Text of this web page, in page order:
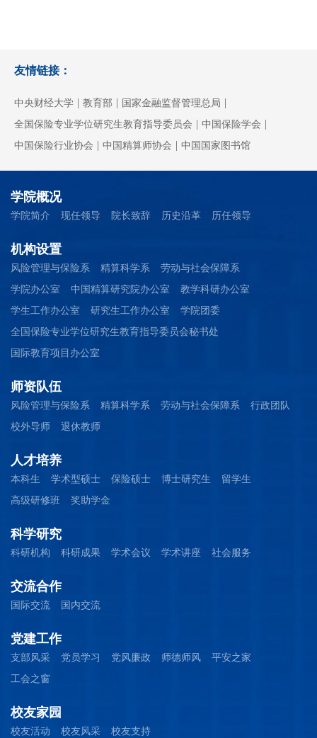
友情链接：
中央财经大学 | 教育部 | 国家金融监督管理总局 |
全国保险专业学位研究生教育指导委员会 | 中国保险学会 |
中国保险行业协会 | 中国精算师协会 | 中国国家图书馆
学院概况
学院简介 现任领导 院长致辞 历史沿革 历任领导
机构设置
风险管理与保险系 精算科学系
劳动与社会保障系
学院办公室
中国精算研究院办公室
教学科研办公室
学生工作办公室
研究生工作办公室
学院团委
全国保险专业学位研究生教育指导委员会秘书处
国际教育项目办公室
师资队伍
风险管理与保险系 精算科学系 劳动与社会保障系
行政团队
校外导师
退休教师
人才培养
本科生 学术型硕士 保险硕士 博士研究生
留学生
高级研修班
奖助学金
科学研究
科研机构 科研成果 学术会议 学术讲座 社会服务
交流合作
国际交流 国内交流
党建工作
支部风采 党员学习 党风廉政 师德师风
平安之家
工会之窗
校友家园
校友活动 校友风采 校友支持